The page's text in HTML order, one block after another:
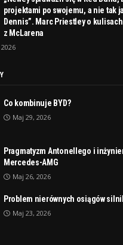
projektami po swojemu, a nie tak
Dennis”. Marc Priestley o
z McLarena
Co kombinuje BYD?
Maj 29, 2026
Pragmatyzm Antonellego i
Mercedes-AMG
Maj 26, 2026
Problem nierównych osiągów
Maj 23, 2026